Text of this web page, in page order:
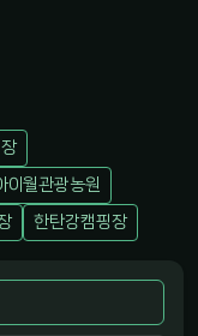
이월관광농원
한탄강캠핑장